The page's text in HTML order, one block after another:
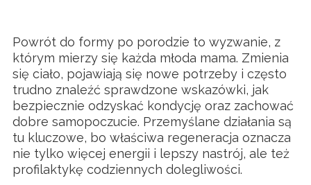
Powrót do formy po porodzie to wyzwanie, z
którym mierzy się każda młoda mama. Zmienia
się ciało, pojawiają się nowe potrzeby i często
trudno znaleźć sprawdzone wskazówki, jak
bezpiecznie odzyskać kondycję oraz zachować
dobre samopoczucie. Przemyślane działania są
tu kluczowe, bo właściwa regeneracja oznacza
nie tylko więcej energii i lepszy nastrój, ale też
profilaktykę codziennych dolegliwości.